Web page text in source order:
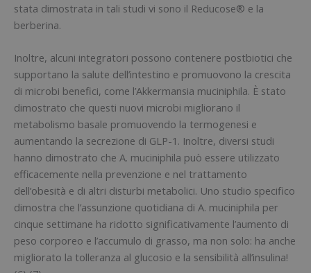
stata dimostrata in tali studi vi sono il Reducose® e la
berberina.
Inoltre, alcuni integratori possono contenere postbiotici che
supportano la salute dell’intestino e promuovono la crescita
di microbi benefici, come l’Akkermansia muciniphila. È stato
dimostrato che questi nuovi microbi migliorano il
metabolismo basale promuovendo la termogenesi e
aumentando la secrezione di GLP-1. Inoltre, diversi studi
hanno dimostrato che A. muciniphila può essere utilizzato
efficacemente nella prevenzione e nel trattamento
dell’obesità e di altri disturbi metabolici. Uno studio specifico
dimostra che l’assunzione quotidiana di A. muciniphila per
cinque settimane ha ridotto significativamente l’aumento di
peso corporeo e l’accumulo di grasso, ma non solo: ha anche
migliorato la tolleranza al glucosio e la sensibilità all’insulina!